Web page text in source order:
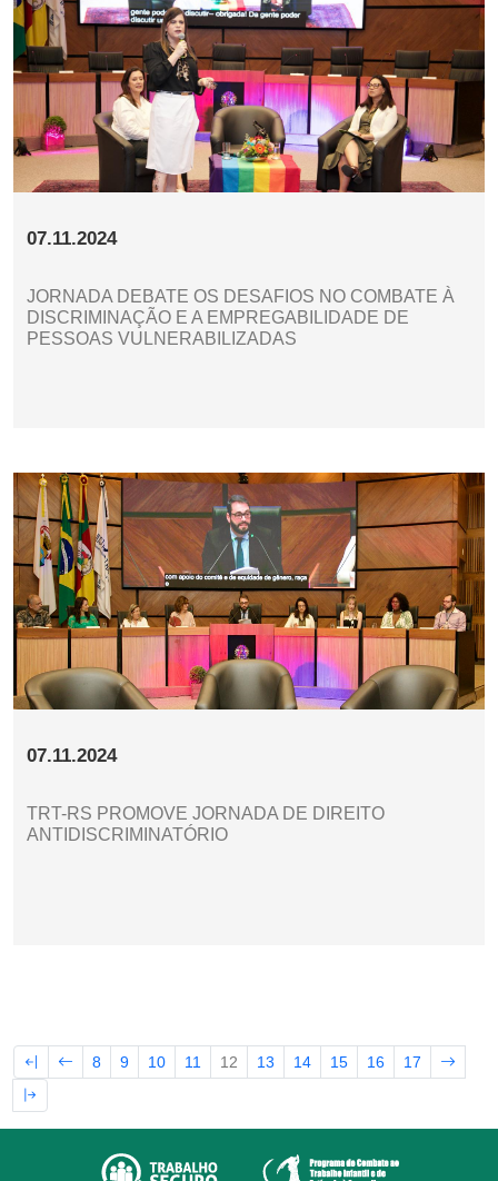
07.11.2024
JORNADA DEBATE OS DESAFIOS NO COMBATE À
DISCRIMINAÇÃO E A EMPREGABILIDADE DE
PESSOAS VULNERABILIZADAS
07.11.2024
TRT-RS PROMOVE JORNADA DE DIREITO
ANTIDISCRIMINATÓRIO
8 9 10 11 12 13 14 15 16 17